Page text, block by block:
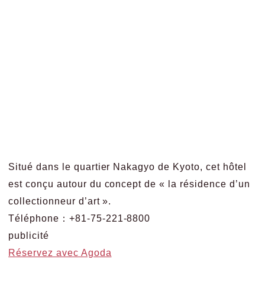
Situé dans le quartier Nakagyo de Kyoto, cet hôtel
est conçu autour du concept de « la résidence d’un
collectionneur d’art ».
Téléphone：+81-75-221-8800
publicité
Réservez avec Agoda